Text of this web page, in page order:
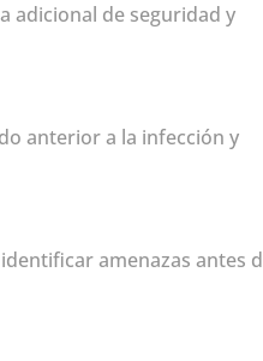
adicional de seguridad y
anterior a la infección y
amenazas antes